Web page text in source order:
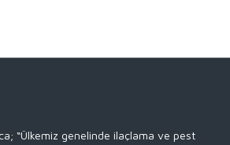
“Ülkemiz genelinde ilaçlama ve pest